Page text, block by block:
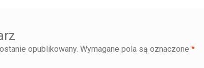
opublikowany. Wymagane pola są oznaczone *